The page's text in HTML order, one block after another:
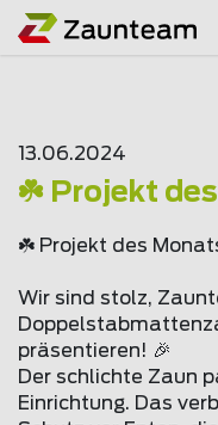
13.06.2024
☘️ Projekt
☘️ Projekt des
Wir sind stolz,
präsentieren! 🎉
Der schlichte Zaun
Einrichtung. Das